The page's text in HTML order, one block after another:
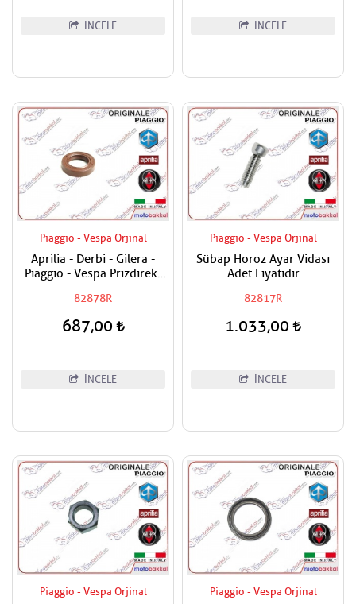
İNCELE İNCELE
Piaggio - Vespa Orjinal
Aprilia - Derbi - Gilera -
Piaggio - Vespa Prizdirekt
82878R
687,00
İNCELE
Piaggio - Vespa Orjinal
Sübap Horoz Ayar Vidası
Adet Fiyatıdır
82817R
1.033,00
İNCELE
Piaggio - Vespa Orjinal Piaggio - Vespa Orjinal